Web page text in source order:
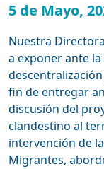
5 de Mayo,
Nuestra
a exponer ante
fin de entregar
discusión del
clandestino al
intervención de
Migrantes,